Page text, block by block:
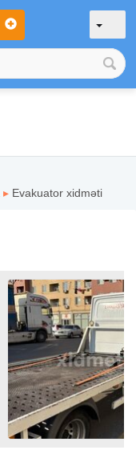
▸ Evakuator xidməti